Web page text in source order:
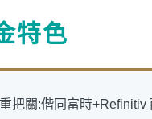
特色
把關:偕同富時+Refinitiv